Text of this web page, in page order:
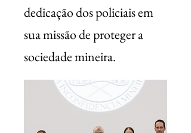
dedicação dos policiais em
sua missão de proteger a
sociedade mineira.